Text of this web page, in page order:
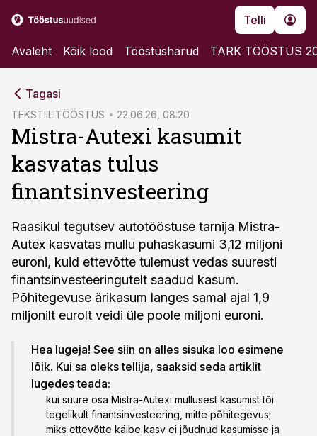
Telli
Avaleht Kõik lood Tööstusharud TARK TÖÖSTUS
Tagasi
TEKSTIILITÖÖSTUS 22.06.26, 08:20
Mistra-Autexi kasumit
kasvatas tulus
finantsinvesteering
Raasikul tegutsev autotööstuse tarnija Mistra-
Autex kasvatas mullu puhaskasumi 3,12 miljoni
euroni, kuid ettevõtte tulemust vedas suuresti
finantsinvesteeringutelt saadud kasum.
Põhitegevuse ärikasum langes samal ajal 1,9
miljonilt eurolt veidi üle poole miljoni euroni.
Hea lugeja! See siin on alles sisuka loo esimene
lõik. Kui sa oleks tellija, saaksid seda artiklit
lugedes teada:
kui suure osa Mistra-Autexi mullusest kasumist tõi
tegelikult finantsinvesteering, mitte põhitegevus;
miks ettevõtte käibe kasv ei jõudnud kasumisse ja